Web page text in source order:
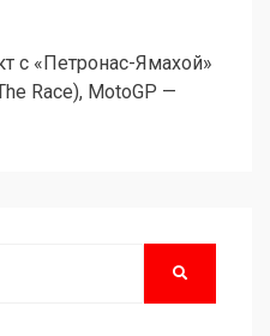
с «Петронас-Ямахой»
Race), MotoGP —